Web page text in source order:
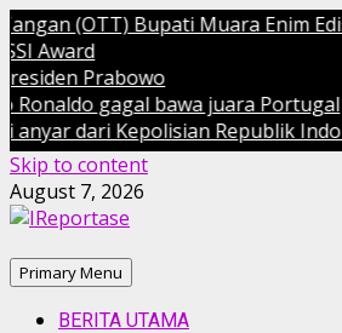
(OTT) Bupati Muara Enim Edison
Prabowo
gagal bawa juara Portugal
dari Kepolisian Republik
Skip to content
August 7, 2026
Primary Menu
BERITA UTAMA